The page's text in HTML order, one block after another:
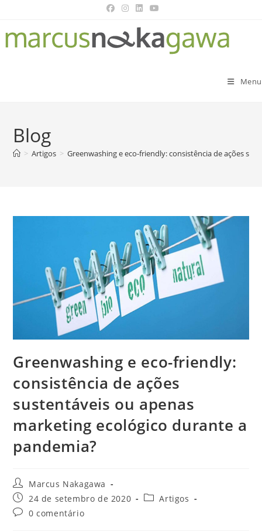
Menu
Blog
> Artigos > Greenwashing e eco-friendly: consistência de ações
Greenwashing e eco-friendly:
consistência de ações
sustentáveis ou apenas
marketing ecológico durante a
pandemia?
Marcus Nakagawa
24 de setembro de 2020
Artigos
0 comentário